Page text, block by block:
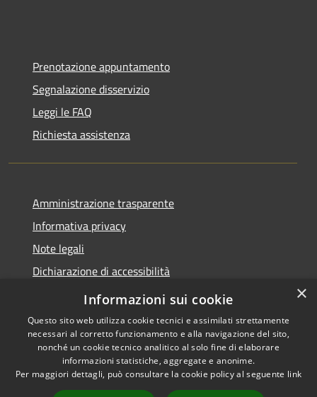
Prenotazione appuntamento
Segnalazione disservizio
Leggi le FAQ
Richiesta assistenza
Amministrazione trasparente
Informativa privacy
Note legali
Dichiarazione di accessibilità
Moduli Privacy Amministrazione trasparente
Accessibilità
Copyright © 2026 • Comune di
Limana • Powered by
×
Informazioni sui cookie
Questo sito web utilizza cookie tecnici e assimilati strettamente
necessari al corretto funzionamento e alla navigazione del sito,
nonché un cookie tecnico analitico al solo fine di elaborare
informazioni statistiche, aggregate e anonime.
Per maggiori dettagli, può consultare la cookie policy al seguente link